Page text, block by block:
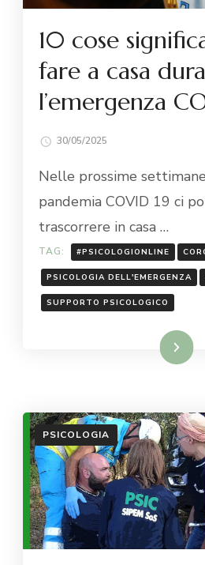
10 cose
fare a casa
l’emergenza
30/05/2025
Nelle prossime
pandemia COVID 19 ci
trascorrere in casa …
TAG: #PSICOLOGIONLINE
PSICOLOGIA DELL'EMERGENZA
SUPPORTO PSICOLOGICO
Leggi...
PSICOLOGIA